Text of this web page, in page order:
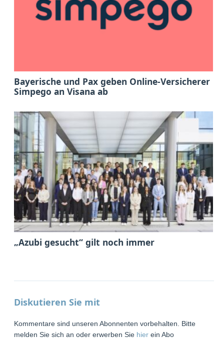
Bayerische und Pax geben Online-Versicherer
Simpego an Visana ab
„Azubi gesucht“ gilt noch immer
Diskutieren Sie mit
Kommentare sind unseren Abonnenten vorbehalten. Bitte
melden Sie sich an oder erwerben Sie hier ein Abo